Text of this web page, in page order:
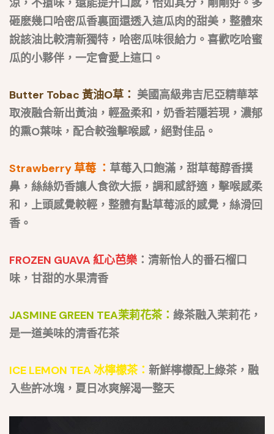
涼，不搶味，還能提升口感，恰如其分，剛剛好。多
砸麽幾口哈密瓜香裏面還透入這瓜肉的甜美，整體來
說該油比較清新獨特，哈密瓜味很給力。喜歡吃哈蜜
瓜的小夥伴，一定會愛上這口。
Butter Tobac 黃油O草： 美國高級弗吉尼亞精華萃
取液融合新出黃油，輕盈柔和，奶香若隱若現，濃郁
的熏O葉味，配合較強擊喉感，絕對佳品。
Strawberry 草莓 ： 草莓入口飽滿，甜草莓醇香撲
鼻，絲絲奶香讓人食欲大振，調和感舒適，擊喉感柔
和，上頭感覺較輕，整體有點草莓派的感覺，絲滑回
香。
FROZEN GUAVA 紅心芭樂 ：清新怡人的番石榴口
味，甘甜的水果清香
JASMINE GREEN TEA茉莉花茶： 綠茶融入茉莉花，
是一道美味的清香花茶
ICE LEMON TEA 冰檸檬茶： 新鮮檸檬配上綠茶，融
入些許冰塊，夏日冰爽解渴一整天